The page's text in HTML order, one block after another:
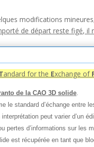
modifications
de départ reste figé, il
andard for the Exchange of
de la CAO 3D solide
le standard d’échange entre
peut varier d’un
pertes d’informations sur les
est récupérée en tant que